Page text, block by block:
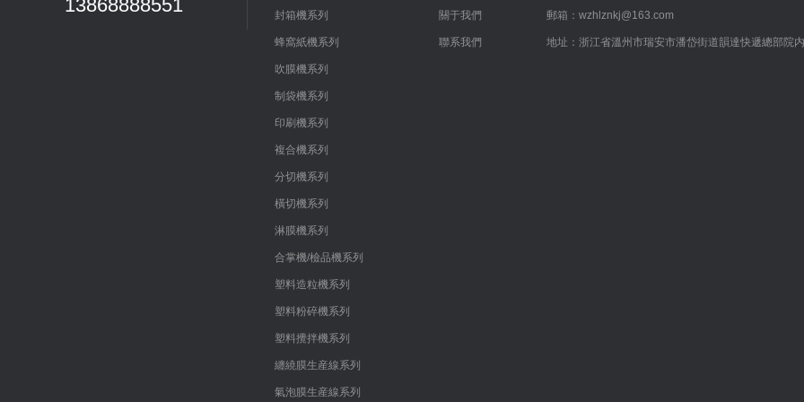
13868888551 封箱機系列
蜂窩紙機系列
吹膜機系列
制袋機系列
印刷機系列
複合機系列
分切機系列
橫切機系列
淋膜機系列
合掌機/檢品機系列
塑料造粒機系列
塑料粉碎機系列
塑料攪拌機系列
纏繞膜生産線系列
氣泡膜生産線系列
關于我們
聯系我們
郵箱：wzhlznkj@163.com
地址：浙江省溫州市瑞安市潘岱街道韻達快遞總部院内